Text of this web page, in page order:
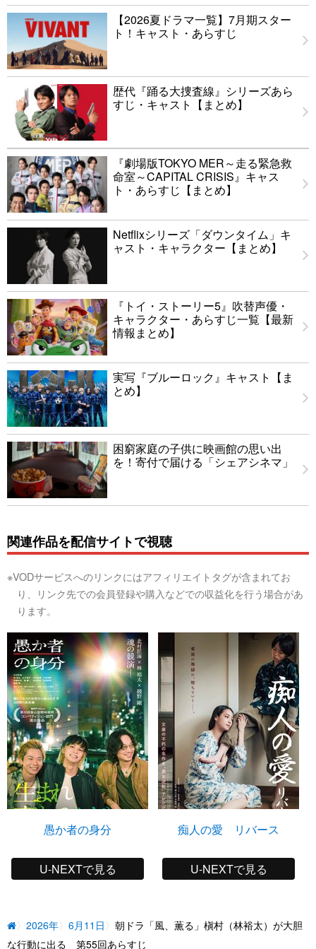
【2026夏ドラマ一覧】7月期スター
ト！キャスト・あらすじ
歴代『踊る大捜査線』シリーズあら
すじ・キャスト【まとめ】
『劇場版TOKYO MER～走る緊急救
命室～CAPITAL CRISIS』キャス
ト・あらすじ【まとめ】
Netflixシリーズ「ダウンタイム」キ
ャスト・キャラクター【まとめ】
『トイ・ストーリー5』吹替声優・
キャラクター・あらすじ一覧【最新
情報まとめ】
実写『ブルーロック』キャスト【ま
とめ】
困窮家庭の子供に映画館の思い出
を！寄付で届ける「シェアシネマ」
関連作品を配信サイトで視聴
※VODサービスへのリンクにはアフィリエイトタグが含まれてお
り、リンク先での会員登録や購入などでの収益化を行う場合があ
ります。
愚か者の身分
U-NEXTで見る
痴人の愛 リバース
U-NEXTで見る
2026年 6月11日
朝ドラ「風、薫る」槇村（林裕太）が大胆
な行動に出る 第55回あらすじ